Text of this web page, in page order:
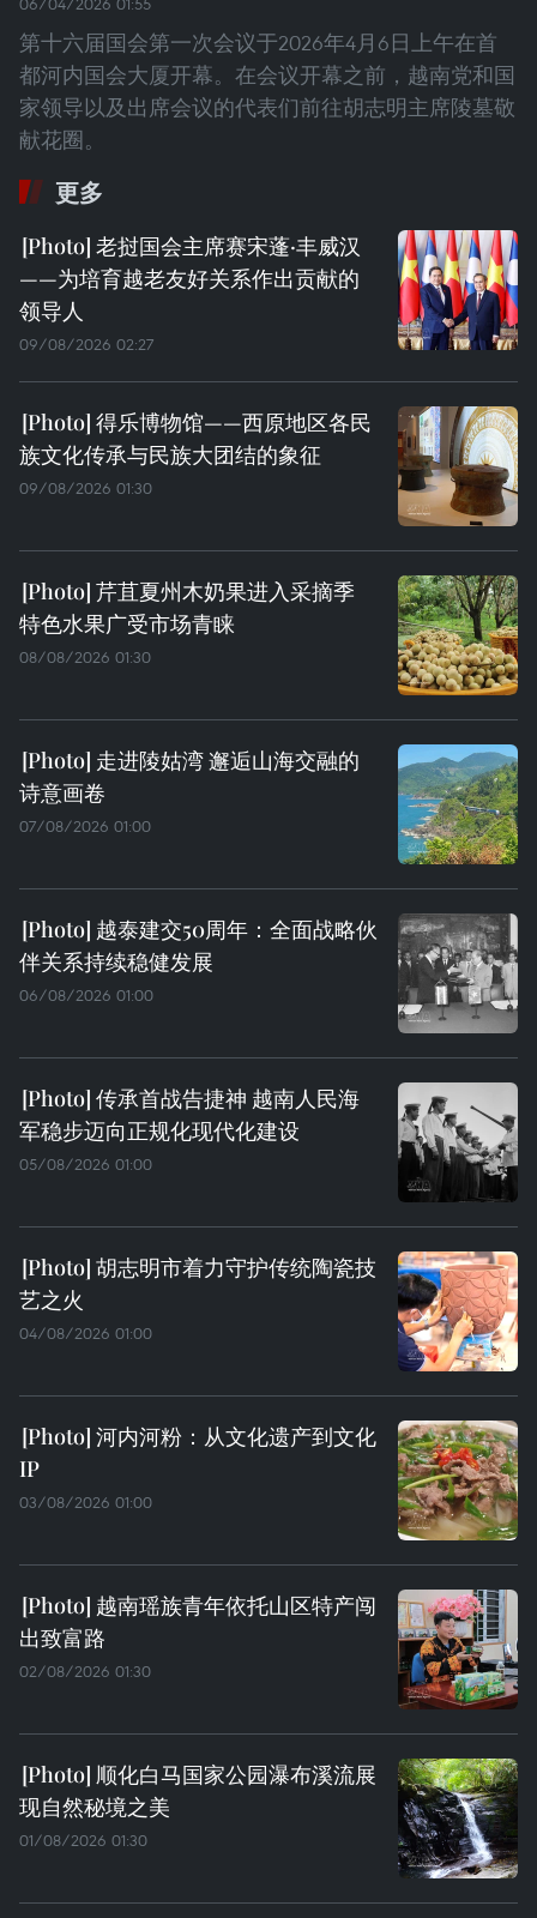
第十六届国会第一次会议于2026年4月6日上午在首
都河内国会大厦开幕。在会议开幕之前，越南党和国
家领导以及出席会议的代表们前往胡志明主席陵墓敬
献花圈。
更多
老挝国会主席赛宋蓬·丰威汉
——为培育越老友好关系作出贡献的
领导人
09/08/2026 02:27
得乐博物馆——西原地区各民
族文化传承与民族大团结的象征
09/08/2026 01:30
芹苴夏州木奶果进入采摘季
特色水果广受市场青睐
08/08/2026 01:30
走进陵姑湾 邂逅山海交融的
诗意画卷
07/08/2026 01:00
越泰建交50周年：全面战略伙
伴关系持续稳健发展
06/08/2026 01:00
传承首战告捷神 越南人民海
军稳步迈向正规化现代化建设
05/08/2026 01:00
胡志明市着力守护传统陶瓷技
艺之火
04/08/2026 01:00
河内河粉：从文化遗产到文化
IP
03/08/2026 01:00
越南瑶族青年依托山区特产闯
出致富路
02/08/2026 01:30
顺化白马国家公园瀑布溪流展
现自然秘境之美
01/08/2026 01:30